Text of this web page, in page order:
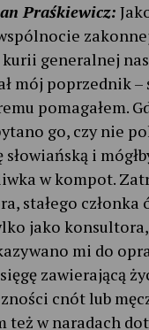
Praśkiewicz:
kurii generalnej
mój poprzednik –
pomagałem.
go, czy nie
i
w kompot.
stałego członka
jako konsultora,
mi do
zawierającą
cnót lub
też w naradach